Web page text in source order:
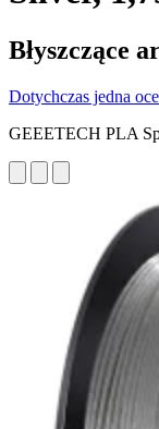
Błyszczące
Dotychczas jedna
GEEETECH PLA